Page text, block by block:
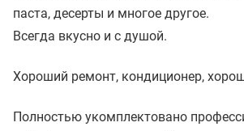
паста, десерты и многое другое.
Всегда вкусно и с душой.
Хороший ремонт, кондиционер,
Полностью укомплектовано